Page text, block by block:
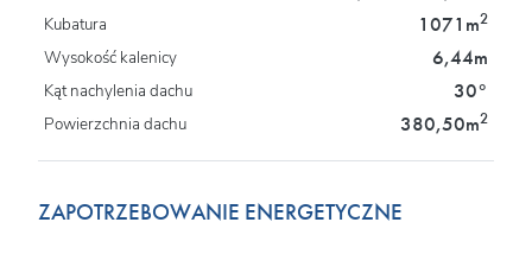
Kubatura 1071m2
Wysokość kalenicy 6,44m
Kąt nachylenia dachu 30°
Powierzchnia dachu 380,50m2
ZAPOTRZEBOWANIE ENERGETYCZNE